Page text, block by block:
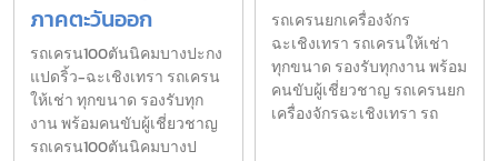
ภาคตะวันออก
รถเครน100ตันนิคมบางปะกง
แปดริ้ว-ฉะเชิงเทรา รถเครน
ให้เช่า ทุกขนาด รองรับทุก
งาน พร้อมคนขับผู้เชี่ยวชาญ
รถเครน100ตันนิคมบางป
รถเครนยกเครื่องจักร
ฉะเชิงเทรา รถเครนให้เช่า
ทุกขนาด รองรับทุกงาน พร้อม
คนขับผู้เชี่ยวชาญ รถเครนยก
เครื่องจักรฉะเชิงเทรา รถ